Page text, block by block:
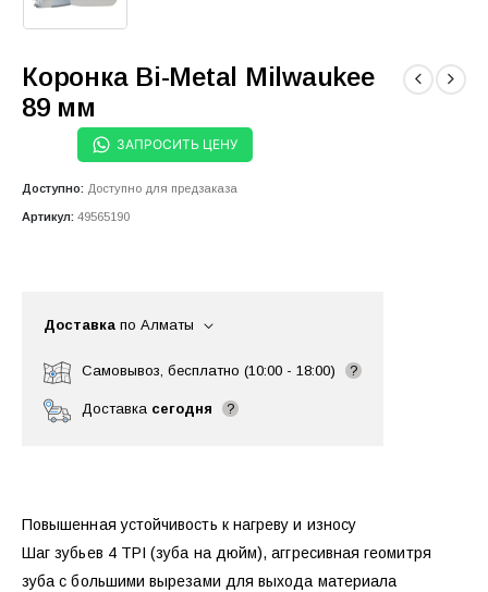
Коронка Bi-Metal Milwaukee
89 мм
ЗАПРОСИТЬ ЦЕНУ
Доступно: Доступно для предзаказа
Артикул: 49565190
Доставка по Алматы
Самовывоз, бесплатно (10:00 - 18:00) ?
Доставка сегодня ?
Повышенная устойчивость к нагреву и износу
Шаг зубьев 4 TPI (зуба на дюйм), аггресивная геомитря
зуба с большими вырезами для выхода материала